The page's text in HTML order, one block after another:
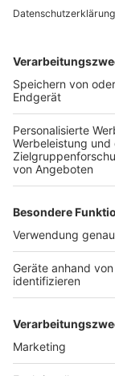
©Stadt
Dieser Artikel
Euch vor Ort
Wahlabend in
Überblick über
bekommt ihr
Anzeige